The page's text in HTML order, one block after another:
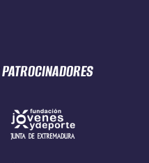
PATROCINADORES